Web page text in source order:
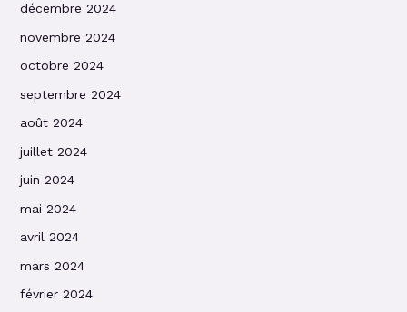
décembre 2024
novembre 2024
octobre 2024
septembre 2024
août 2024
juillet 2024
juin 2024
mai 2024
avril 2024
mars 2024
février 2024